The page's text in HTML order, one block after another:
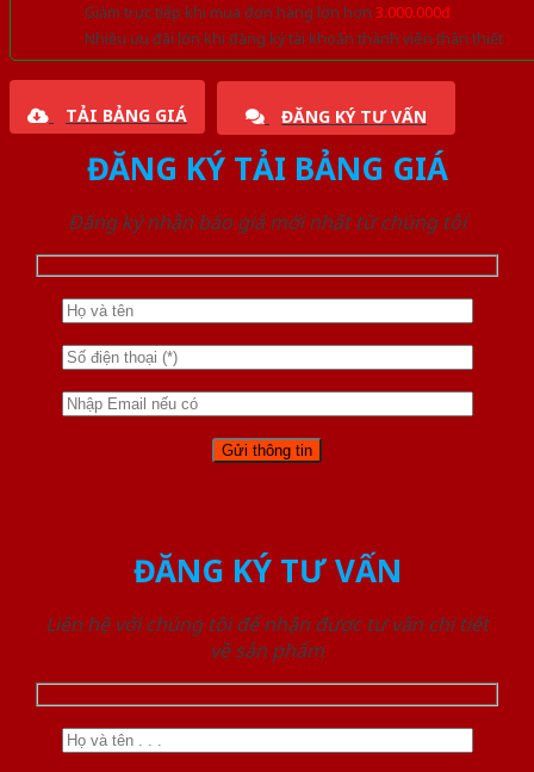
Giảm trực tiếp khi mua đơn hàng lớn hơn 3.000.000đ
Nhiều ưu đãi lớn khi đăng ký tài khoản thành viên thân thiết
TẢI BẢNG GIÁ ĐĂNG KÝ TƯ VẤN
ĐĂNG KÝ TẢI BẢNG GIÁ
Đăng ký nhận báo giá mới nhất từ chúng tôi
ĐĂNG KÝ TƯ VẤN
Liên hệ với chúng tôi để nhận được tư vấn chi tiết
về sản phẩm